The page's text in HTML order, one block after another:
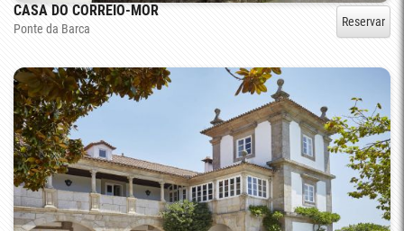
CASA DO CORREIO-MOR
Ponte da Barca Reservar